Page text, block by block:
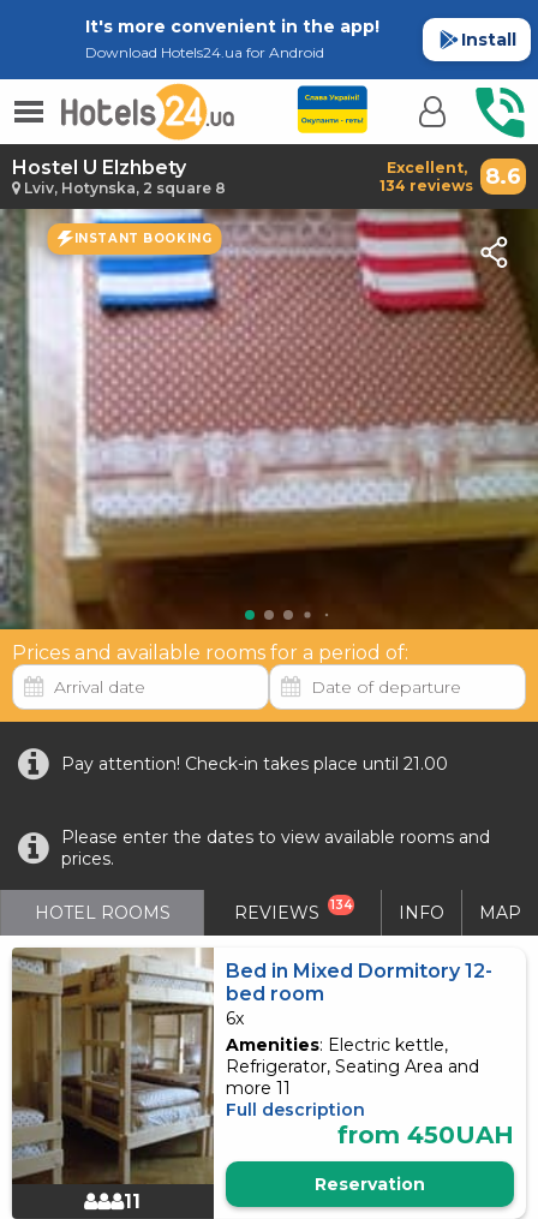
It's more convenient in the app!
Download Hotels24.ua for Android
Install
Hostel U Elzhbety
Lviv, Hotynska, 2 square 8
Excellent, 8.6
134 reviews
INSTANT BOOKING
Prices and available rooms for a period of:
Pay attention! Check-in takes place until 21.00
Please enter the dates to view available rooms and
prices.
HOTEL ROOMS REVIEWS 134 INFO MAP
11
Bed in Mixed Dormitory 12-
bed room
6x
Amenities: Electric kettle,
Refrigerator, Seating Area and
more 11
Full description
from 450UAH
Reservation